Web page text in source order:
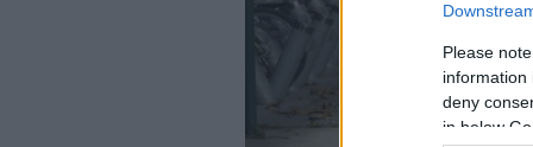
Please
information
deny
in below